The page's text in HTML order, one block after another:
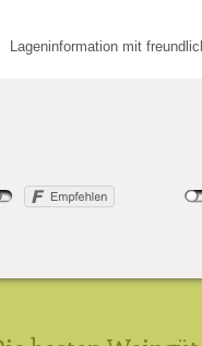
Lageninformation mit